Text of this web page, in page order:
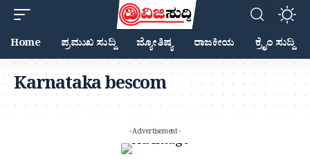
Home ಪ್ರಮುಖ ಸುದ್ದಿ ಜ್ಯೋತಿಷ್ಯ ರಾಜಕೀಯ ಕ್ರೈಂ ಸುದ್ದಿ
Karnataka bescom
- Advertisement -